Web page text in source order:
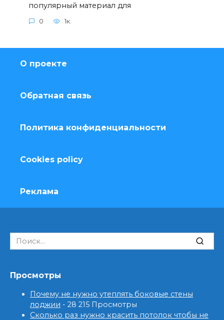
популярный материал для
0 1к.
О проекте
Обратная связь
Политика конфиденциальности
Cookies policy
Реклама
Search
for:
Просмотры
Почему не нужно утеплять боковые стены
лоджии - 28 215 Просмотры
Сколько раз нужно красить потолок чтобы не